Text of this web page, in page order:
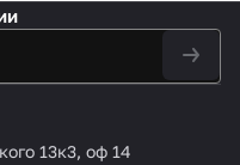
13к3, оф 14